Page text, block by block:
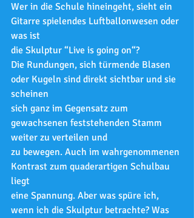
Wer in die Schule hineingeht, sieht ein
Gitarre spielendes Luftballonwesen oder
was ist
die Skulptur “Live is going on“?
Die Rundungen, sich türmende Blasen
oder Kugeln sind direkt sichtbar und sie
scheinen
sich ganz im Gegensatz zum
gewachsenen feststehenden Stamm
weiter zu verteilen und
zu bewegen. Auch im wahrgenommenen
Kontrast zum quaderartigen Schulbau
liegt
eine Spannung. Aber was spüre ich,
wenn ich die Skulptur betrachte? Was